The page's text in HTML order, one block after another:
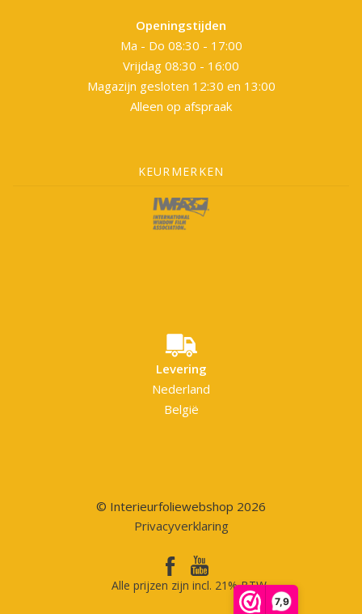
7,9
Openingstijden
Ma - Do 08:30 - 17:00
Vrijdag 08:30 - 16:00
Magazijn gesloten 12:30 en 13:00
Alleen op afspraak
KEURMERKEN
Levering
Nederland
België
© Interieurfoliewebshop 2026
Privacyverklaring
Alle prijzen zijn incl. 21% BTW